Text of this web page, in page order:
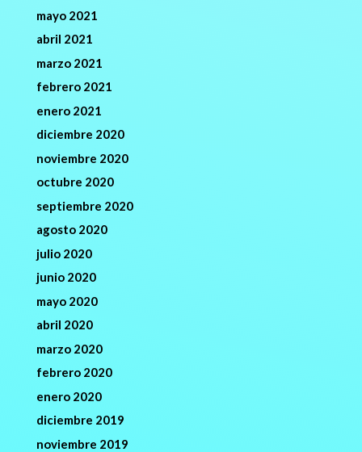
mayo 2021
abril 2021
marzo 2021
febrero 2021
enero 2021
diciembre 2020
noviembre 2020
octubre 2020
septiembre 2020
agosto 2020
julio 2020
junio 2020
mayo 2020
abril 2020
marzo 2020
febrero 2020
enero 2020
diciembre 2019
noviembre 2019